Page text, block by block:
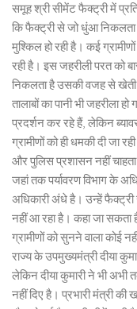
समूह श्री सीमेंट फैक्ट्री में
कि फैक्ट्री से जो धुंआ
मुश्किल हो रही है। कई
रही है। इस जहरीली परत को
निकलता है उसकी वजह से
तालाबों का पानी भी जहरीला
प्रदर्शन कर रहे हैं, लेकिन
ग्रामीणों को ही धमकी दी जा
और पुलिस प्रशासन नहीं
जहां तक पर्यावरण विभाग के
अधिकारी अंधे है। उन्हें
नहीं आ रहा है। कहा जा सकता
ग्रामीणों को सुनने वाला कोई
राज्य के उपमुख्यमंत्री दीया
लेकिन दीया कुमारी ने भी अभी
नहीं दिए है। प्रभारी मंत्री